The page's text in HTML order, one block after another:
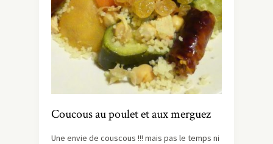
Coucous au poulet et aux merguez
Une envie de couscous !!! mais pas le temps ni